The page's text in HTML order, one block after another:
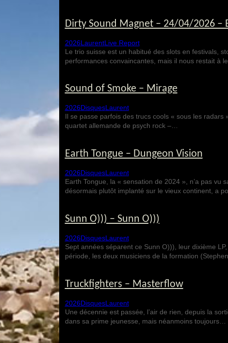
Dirty Sound Magnet – 24/04/2026 –
2026LaurentLive Report
Le trio suisse est un habitué des slots en festivals,
performances convaincantes, mais il nous restait à
Sound of Smoke – Mirage
2026DisquesLaurent
Il se passe parfois des trucs cools « sous les
quartet allemande de psych rock –…
Earth Tongue – Dungeon Vision
2026DisquesLaurent
Earth Tongue, la « sensation de 2024 », n’a pas vu
désormais plutôt implanté sur le vieux continent, a
Sunn O))) – Sunn O)))
2026DisquesLaurent
Sept années séparent ce Sunn O))), leur dixième
période, les deux musiciens de la formation (Stephen
Truckfighters – Masterflow
2026DisquesLaurent
Une décennie est passée, l’air de rien, depuis la
dans sa prime jeunesse, mais néanmoins toujours…